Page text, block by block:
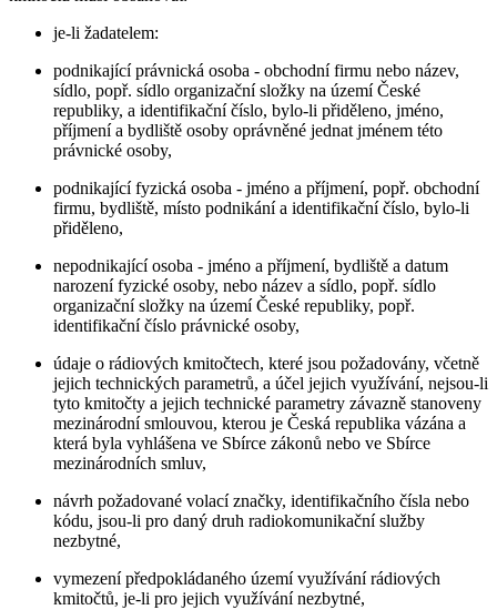
je-li žadatelem:
podnikající právnická osoba - obchodní firmu nebo název,
sídlo, popř. sídlo organizační složky na území České
republiky, a identifikační číslo, bylo-li přiděleno, jméno,
příjmení a bydliště osoby oprávněné jednat jménem této
právnické osoby,
podnikající fyzická osoba - jméno a příjmení, popř. obchodní
firmu, bydliště, místo podnikání a identifikační číslo, bylo-li
přiděleno,
nepodnikající osoba - jméno a příjmení, bydliště a datum
narození fyzické osoby, nebo název a sídlo, popř. sídlo
organizační složky na území České republiky, popř.
identifikační číslo právnické osoby,
údaje o rádiových kmitočtech, které jsou požadovány, včetně
jejich technických parametrů, a účel jejich využívání, nejsou-li
tyto kmitočty a jejich technické parametry závazně stanoveny
mezinárodní smlouvou, kterou je Česká republika vázána a
která byla vyhlášena ve Sbírce zákonů nebo ve Sbírce
mezinárodních smluv,
návrh požadované volací značky, identifikačního čísla nebo
kódu, jsou-li pro daný druh radiokomunikační služby
nezbytné,
vymezení předpokládaného území využívání rádiových
kmitočtů, je-li pro jejich využívání nezbytné,